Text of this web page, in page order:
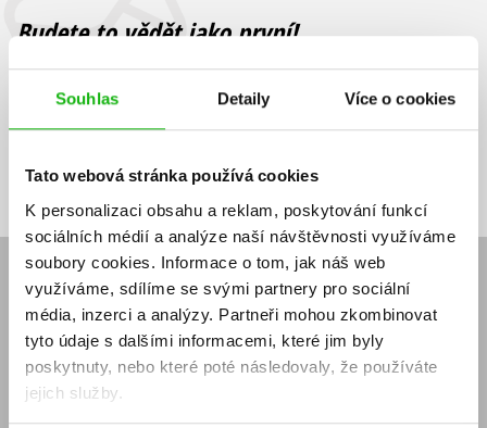
Souhlas Detaily Více o cookies
Tato webová stránka používá cookies
K personalizaci obsahu a reklam, poskytování funkcí
sociálních médií a analýze naší návštěvnosti využíváme
soubory cookies. Informace o tom, jak náš web
využíváme, sdílíme se svými partnery pro sociální
média, inzerci a analýzy. Partneři mohou zkombinovat
tyto údaje s dalšími informacemi, které jim byly
poskytnuty, nebo které poté následovaly, že používáte
jejich služby.
Budete to vědět jako první!
Zajímá Vás, jaký knižní hit právě vychází, na jaké zboží je výhodná
sleva, jaká běží soutěž o ceny? Přihlášením k odběru našich e-
souhlasíte se zpracováním osobních údajů
mailová
adresa
mailová
adresa
Vaše e-mailová adresa Přihlásit se
E-SHOP
Aktuality
Naši autoři
Obchodní podmínky
Jak nakoupit
Knižní novinky
Dárkové poukazy
Affiliate program